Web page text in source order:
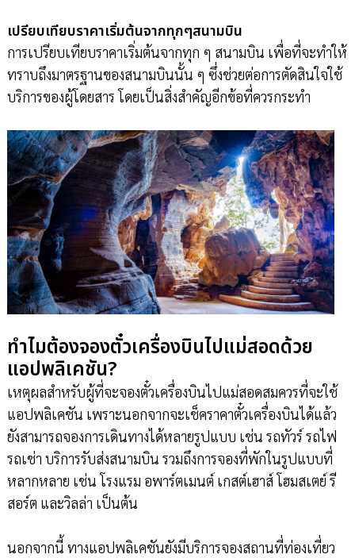
เปรียบเทียบราคาเริ่มต้นจากทุกๆสนามบิน
การเปรียบเทียบราคาเริ่มต้นจากทุก ๆ สนามบิน เพื่อที่จะทำให้
ทราบถึงมาตรฐานของสนามบินนั้น ๆ ซึ่งช่วยต่อการตัดสินใจใช้
บริการของผู้โดยสาร โดยเป็นสิ่งสำคัญอีกข้อที่ควรกระทำ
ทำไมต้องจองตั๋วเครื่องบินไปแม่สอดด้วย
แอปพลิเคชัน?
เหตุผลสำหรับผู้ที่จะจองตั๋วเครื่องบินไปแม่สอดสมควรที่จะใช้
แอปพลิเคชัน เพราะนอกจากจะเช็คราคาตั๋วเครื่องบินได้แล้ว
ยังสามารถจองการเดินทางได้หลายรูปแบบ เช่น รถทัวร์ รถไฟ
รถเช่า บริการรับส่งสนามบิน รวมถึงการจองที่พักในรูปแบบที่
หลากหลาย เช่น โรงแรม อพาร์ตเมนต์ เกสต์เฮาส์ โฮมสเตย์ รี
สอร์ต และวิลล่า เป็นต้น
นอกจากนี้ ทางแอปพลิเคชันยังมีบริการจองสถานที่ท่องเที่ยว